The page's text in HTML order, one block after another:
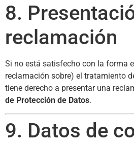
8.
reclamación
Si no está satisfecho con la forma
reclamación sobre) el tratamiento
tiene derecho a presentar una
de Protección de Datos.
9. Datos de